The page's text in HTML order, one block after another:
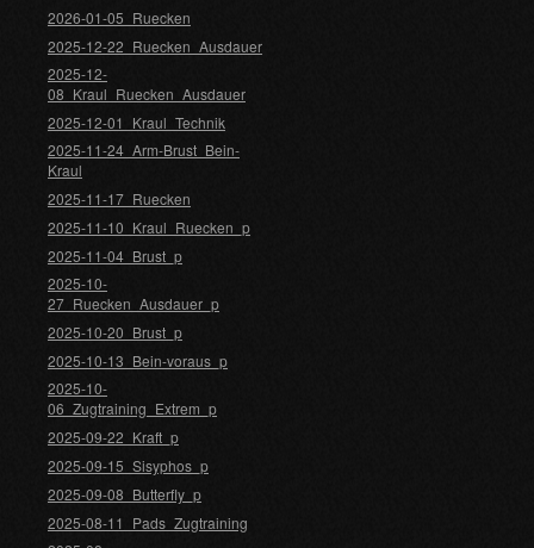
2026-01-05_Ruecken
2025-12-22_Ruecken_Ausdauer
2025-12-
08_Kraul_Ruecken_Ausdauer
2025-12-01_Kraul_Technik
2025-11-24_Arm-Brust_Bein-
Kraul
2025-11-17_Ruecken
2025-11-10_Kraul_Ruecken_p
2025-11-04_Brust_p
2025-10-
27_Ruecken_Ausdauer_p
2025-10-20_Brust_p
2025-10-13_Bein-voraus_p
2025-10-
06_Zugtraining_Extrem_p
2025-09-22_Kraft_p
2025-09-15_Sisyphos_p
2025-09-08_Butterfly_p
2025-08-11_Pads_Zugtraining